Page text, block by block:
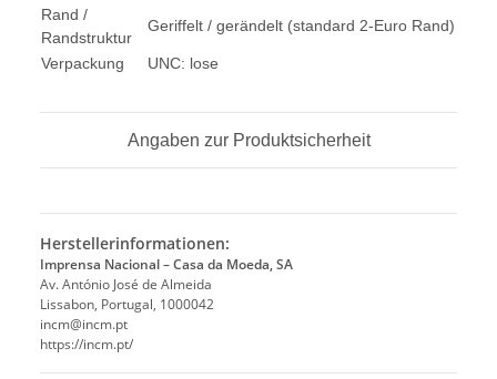
Rand /
Randstruktur
Geriffelt / gerändelt (standard 2-Euro Rand)
Verpackung UNC: lose
Angaben zur Produktsicherheit
Herstellerinformationen:
Imprensa Nacional – Casa da Moeda, SA
Av. António José de Almeida
Lissabon, Portugal, 1000042
incm@incm.pt
https://incm.pt/